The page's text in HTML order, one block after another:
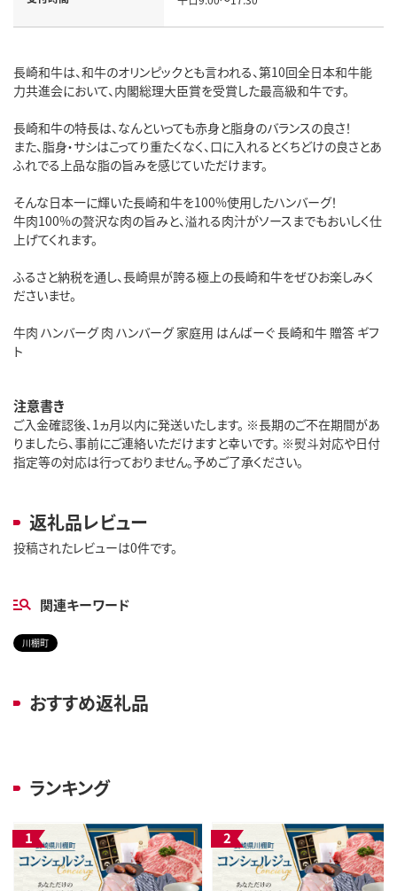
長崎和牛は、和牛のオリンピックとも言われる、第10回全日本和牛能
力共進会において、内閣総理大臣賞を受賞した最高級和牛です。
長崎和牛の特長は、なんといっても赤身と脂身のバランスの良さ！
また、脂身・サシはこってり重たくなく、口に入れるとくちどけの良さとあ
ふれでる上品な脂の旨みを感じていただけます。
そんな日本一に輝いた長崎和牛を100%使用したハンバーグ！
牛肉100%の贅沢な肉の旨みと、溢れる肉汁がソースまでもおいしく仕
上げてくれます。
ふるさと納税を通し、長崎県が誇る極上の長崎和牛をぜひお楽しみく
ださいませ。
牛肉 ハンバーグ 肉 ハンバーグ 家庭用 はんばーぐ 長崎和牛 贈答 ギフ
ト
注意書き
ご入金確認後、1ヵ月以内に発送いたします。 ※長期のご不在期間があ
りましたら、事前にご連絡いただけますと幸いです。 ※熨斗対応や日付
指定等の対応は行っておりません。予めご了承ください。
返礼品レビュー
投稿されたレビューは0件です。
関連キーワード
川棚町
おすすめ返礼品
ランキング